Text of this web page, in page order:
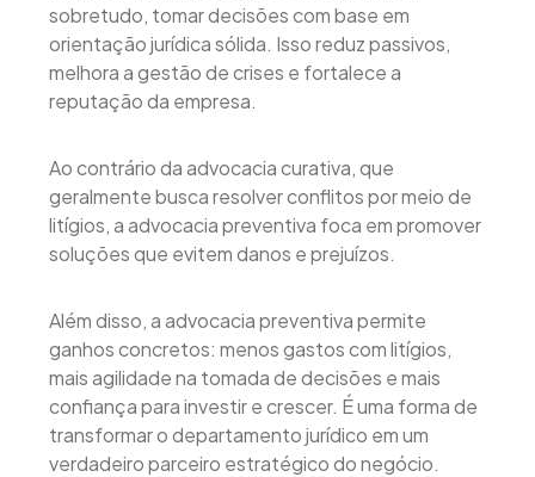
sobretudo, tomar decisões com base em
orientação jurídica sólida. Isso reduz passivos,
melhora a gestão de crises e fortalece a
reputação da empresa.
Ao contrário da advocacia curativa, que
geralmente busca resolver conflitos por meio de
litígios, a advocacia preventiva foca em promover
soluções que evitem danos e prejuízos.
Além disso, a advocacia preventiva permite
ganhos concretos: menos gastos com litígios,
mais agilidade na tomada de decisões e mais
confiança para investir e crescer. É uma forma de
transformar o departamento jurídico em um
verdadeiro parceiro estratégico do negócio.